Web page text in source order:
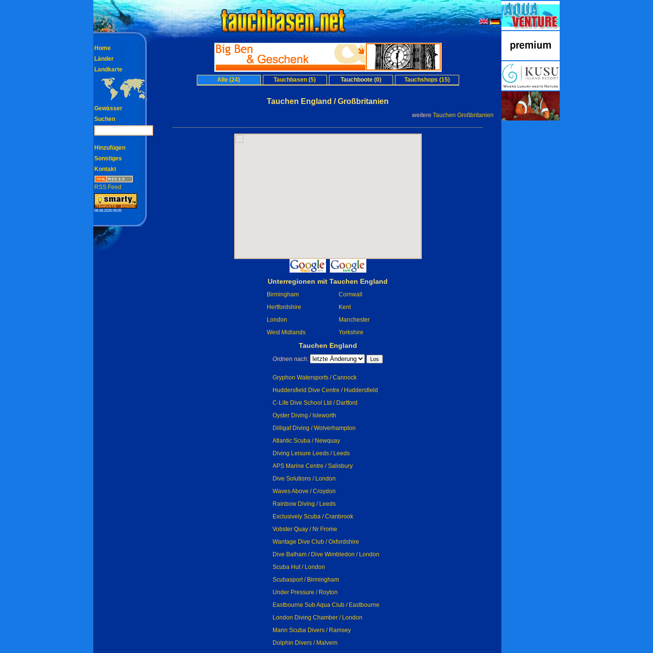
Alle (24) Tauchbasen (5) Tauchboote (0) Tauchshops (15)
Tauchen England / Großbritanien
weitere Tauchen Großbritanien
Unterregionen mit Tauchen England
Birmingham
Cornwall
Hertfordshire
Kent
London
Manchester
West Midlands
Yorkshire
Tauchen England
Ordnen nach:
Gryphon Watersports / Cannock
Huddersfield Dive Centre / Huddersfield
C-Life Dive School Ltd / Dartford
Oyster Diving / Isleworth
Dilligaf Diving / Wolverhampton
Atlantic Scuba / Newquay
Diving Leisure Leeds / Leeds
APS Marine Centre / Salisbury
Dive Solutions / London
Waves Above / Croydon
Rainbow Diving / Leeds
Exclusively Scuba / Cranbrook
Vobster Quay / Nr Frome
Wantage Dive Club / Oxfordshire
Dive Balham / Dive Wimbledon / London
Scuba Hut / London
Scubasport / Birmingham
Under Pressure / Royton
Eastbourne Sub Aqua Club / Eastbourne
London Diving Chamber / London
Mann Scuba Divers / Ramsey
Dolphin Divers / Malvern
Home
Länder
Landkarte
Gewässer
Suchen
Hinzufügen
Sonstiges
Kontakt
RSS Feed
08.08.2026 06:05